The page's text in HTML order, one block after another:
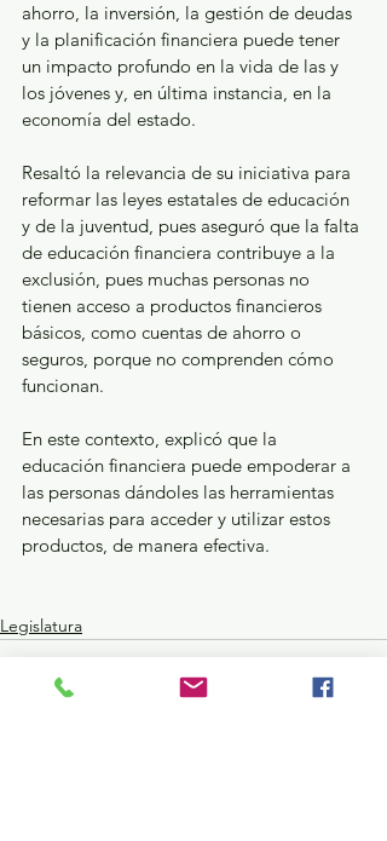
ahorro, la inversión, la gestión de deudas
y la planificación financiera puede tener
un impacto profundo en la vida de las y
los jóvenes y, en última instancia, en la
economía del estado.
Resaltó la relevancia de su iniciativa para
reformar las leyes estatales de educación
y de la juventud, pues aseguró que la falta
de educación financiera contribuye a la
exclusión, pues muchas personas no
tienen acceso a productos financieros
básicos, como cuentas de ahorro o
seguros, porque no comprenden cómo
funcionan.
En este contexto, explicó que la
educación financiera puede empoderar a
las personas dándoles las herramientas
necesarias para acceder y utilizar estos
productos, de manera efectiva.
Legislatura